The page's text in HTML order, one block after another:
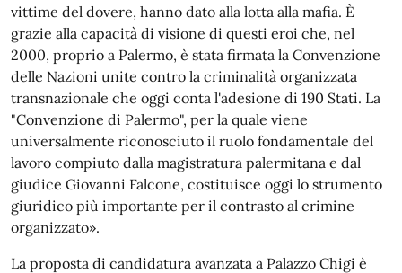
vittime del dovere, hanno dato alla lotta alla mafia. È
grazie alla capacità di visione di questi eroi che, nel
2000, proprio a Palermo, è stata firmata la Convenzione
delle Nazioni unite contro la criminalità organizzata
transnazionale che oggi conta l'adesione di 190 Stati. La
"Convenzione di Palermo", per la quale viene
universalmente riconosciuto il ruolo fondamentale del
lavoro compiuto dalla magistratura palermitana e dal
giudice Giovanni Falcone, costituisce oggi lo strumento
giuridico più importante per il contrasto al crimine
organizzato».
La proposta di candidatura avanzata a Palazzo Chigi è